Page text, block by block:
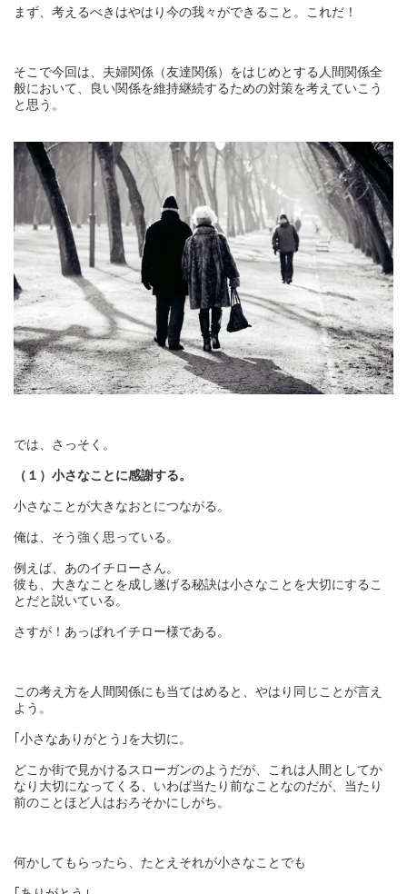
まず、考えるべきはやはり今の我々ができること。これだ！
そこで今回は、夫婦関係（友達関係）をはじめとする人間関係全
般において、良い関係を維持継続するための対策を考えていこう
と思う。
では、さっそく。
（１）小さなことに感謝する。
小さなことが大きなおとにつながる。
俺は、そう強く思っている。
例えば、あのイチローさん。
彼も、大きなことを成し遂げる秘訣は小さなことを大切にするこ
とだと説いている。
さすが！あっぱれイチロー様である。
この考え方を人間関係にも当てはめると、やはり同じことが言え
よう。
｢小さなありがとう｣を大切に。
どこか街で見かけるスローガンのようだが、これは人間としてか
なり大切になってくる、いわば当たり前なことなのだが、当たり
前のことほど人はおろそかにしがち。
何かしてもらったら、たとえそれが小さなことでも